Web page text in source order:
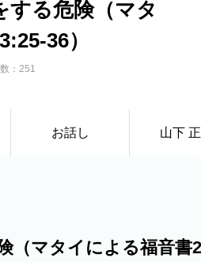
する危険（マタ
36）
：251
お話し 山下
マタイによる福音書